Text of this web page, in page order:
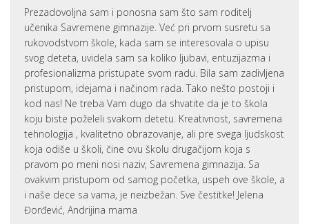
Prezadovoljna sam i ponosna sam što sam roditelj
učenika Savremene gimnazije. Već pri prvom susretu sa
rukovodstvom škole, kada sam se interesovala o upisu
svog deteta, uvidela sam sa koliko ljubavi, entuzijazma i
profesionalizma pristupate svom radu. Bila sam zadivljena
pristupom, idejama i načinom rada. Tako nešto postoji i
kod nas! Ne treba Vam dugo da shvatite da je to škola
koju biste poželeli svakom detetu. Kreativnost, savremena
tehnologija , kvalitetno obrazovanje, ali pre svega ljudskost
koja odiše u školi, čine ovu školu drugačijom koja s
pravom po meni nosi naziv, Savremena gimnazija. Sa
ovakvim pristupom od samog početka, uspeh ove škole, a
i naše dece sa vama, je neizbežan. Sve čestitke! Jelena
Đorđević, Andrijina mama